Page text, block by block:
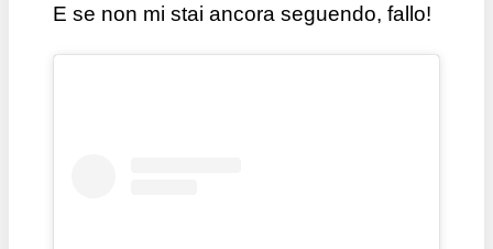
E se non mi stai ancora seguendo, fallo!